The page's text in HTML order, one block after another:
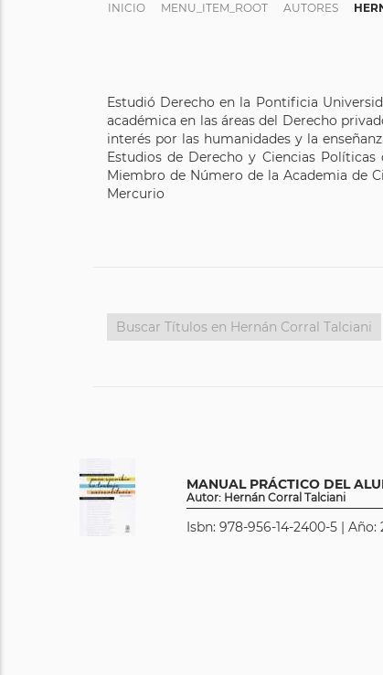
INICIO MENU_ITEM_ROOT AUTORES
Estudió Derecho en la Pontificia
académica en las áreas del Derecho
interés por las humanidades y la
Estudios de Derecho y Ciencias
Miembro de Número de la Academia de
Mercurio
MANUAL PRÁCTICO DEL
Autor: Hernán Corral Talciani
Isbn: 978-956-14-2400-5 | Año: